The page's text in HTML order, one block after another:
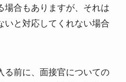
場合もありますが、それは
いと対応してくれない場合
る前に、面接官についての